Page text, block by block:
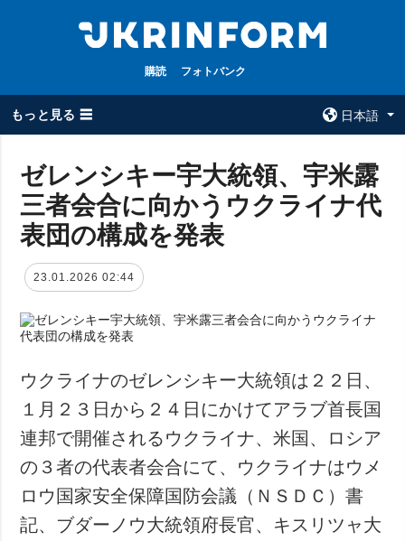
購読 フォトバンク
もっと見る ☰
日本語
全てのトピック
戦争
政治
経済・復興
防衛
社会・文化
スポーツ
犯罪
事故・緊急事態
ウクルインフォ
ルム
追加
特集
サービス
購読
ゼレンシキー宇大統領、宇米露
三者会合に向かうウクライナ代
表団の構成を発表
23.01.2026 02:44
ウクライナのゼレンシキー大統領は２２日、
１月２３日から２４日にかけてアラブ首長国
連邦で開催されるウクライナ、米国、ロシア
の３者の代表者会合にて、ウクライナはウメ
ロウ国家安全保障国防会議（ＮＳＤＣ）書
記、ブダーノウ大統領府長官、キスリツャ大